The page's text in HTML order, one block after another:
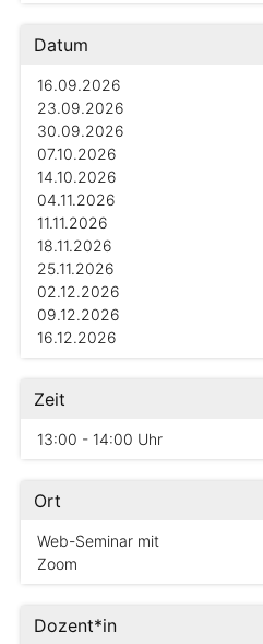
Datum
16.09.2026
23.09.2026
30.09.2026
07.10.2026
14.10.2026
04.11.2026
11.11.2026
18.11.2026
25.11.2026
02.12.2026
09.12.2026
16.12.2026
Zeit
13:00 - 14:00 Uhr
Ort
Web-Seminar mit
Zoom
Dozent*in